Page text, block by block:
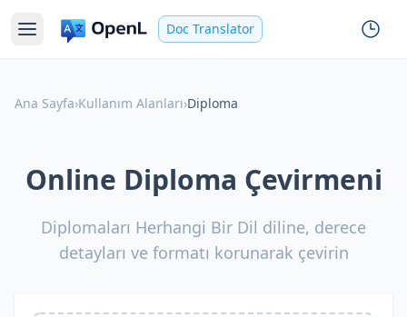
Doc Translator
Ana Sayfa›Kullanım Alanları›Diploma
Online Diploma Çevirmeni
Diplomaları Herhangi Bir Dil diline, derece
detayları ve formatı korunarak çevirin